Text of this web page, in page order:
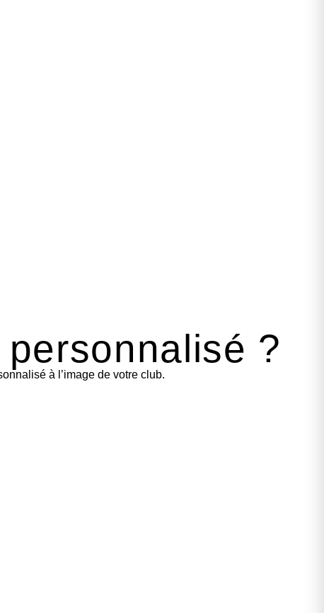
?
à l’image de votre club.